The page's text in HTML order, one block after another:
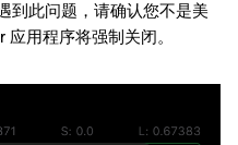
到此问题，请确认您不是美
用程序将强制关闭。